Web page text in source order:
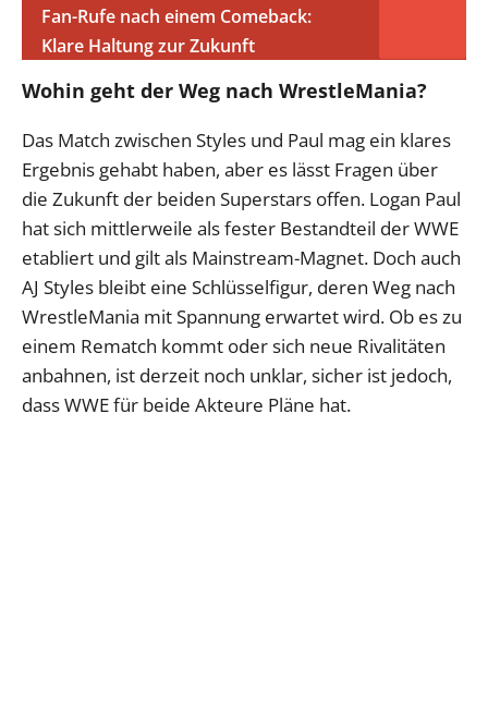
Fan-Rufe nach einem Comeback:
Klare Haltung zur Zukunft
Wohin geht der Weg nach WrestleMania?
Das Match zwischen Styles und Paul mag ein klares
Ergebnis gehabt haben, aber es lässt Fragen über
die Zukunft der beiden Superstars offen. Logan Paul
hat sich mittlerweile als fester Bestandteil der WWE
etabliert und gilt als Mainstream-Magnet. Doch auch
AJ Styles bleibt eine Schlüsselfigur, deren Weg nach
WrestleMania mit Spannung erwartet wird. Ob es zu
einem Rematch kommt oder sich neue Rivalitäten
anbahnen, ist derzeit noch unklar, sicher ist jedoch,
dass WWE für beide Akteure Pläne hat.